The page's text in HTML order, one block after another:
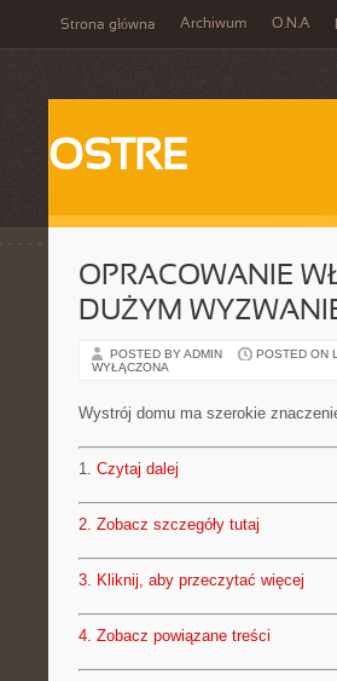
Strona główna Archiwum O.N.A
OSTRE
OPRACOWANIE
DUŻYM
POSTED BY ADMIN POSTED ON
WYŁĄCZONA
Wystrój domu ma szerokie
1. Czytaj dalej
2. Zobacz szczegóły tutaj
3. Kliknij, aby przeczytać więcej
4. Zobacz powiązane treści